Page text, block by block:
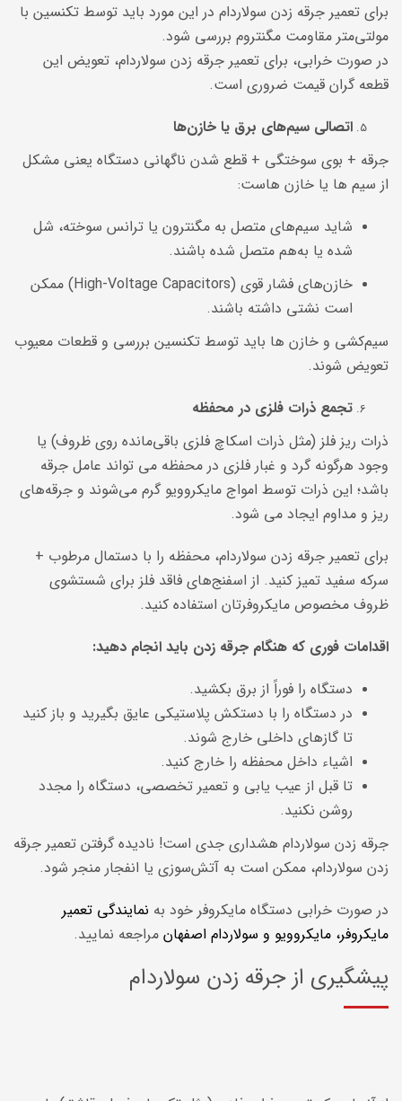
برای تعمیر جرقه زدن سولاردام در این مورد باید توسط تکنسین با
مولتی‌متر مقاومت مگنتروم بررسی شود.
در صورت خرابی، برای تعمیر جرقه زدن سولاردام، تعویض این
قطعه گران قیمت ضروری است.
اتصالی سیم‌های برق یا خازن‌ها
جرقه + بوی سوختگی + قطع شدن ناگهانی دستگاه یعنی مشکل
از سیم ها یا خازن هاست:
شاید سیم‌های متصل به مگنترون یا ترانس سوخته، شل
شده یا به‌هم متصل شده باشند.
خازن‌های فشار قوی (High-Voltage Capacitors) ممکن
است نشتی داشته باشند.
سیم‌کشی و خازن ها باید توسط تکنسین بررسی و قطعات معیوب
تعویض شوند.
تجمع ذرات فلزی در محفظه
ذرات ریز فلز (مثل ذرات اسکاچ فلزی باقی‌مانده روی ظروف) یا
وجود هرگونه گرد و غبار فلزی در محفظه می تواند عامل جرقه
باشد؛ این ذرات توسط امواج مایکروویو گرم می‌شوند و جرقه‌های
ریز و مداوم ایجاد می شود.
برای تعمیر جرقه زدن سولاردام، محفظه را با دستمال مرطوب +
سرکه سفید تمیز کنید. از اسفنج‌های فاقد فلز برای شستشوی
ظروف مخصوص مایکروفرتان استفاده کنید.
اقدامات فوری که هنگام جرقه زدن باید انجام دهید:
دستگاه را فوراً از برق بکشید.
در دستگاه را با دستکش پلاستیکی عایق بگیرید و باز کنید
تا گازهای داخلی خارج شوند.
اشیاء داخل محفظه را خارج کنید.
تا قبل از عیب یابی و تعمیر تخصصی، دستگاه را مجدد
روشن نکنید.
جرقه زدن سولاردام هشداری جدی است! نادیده گرفتن تعمیر جرقه
زدن سولاردام، ممکن است به آتش‌سوزی یا انفجار منجر شود.
در صورت خرابی دستگاه مایکروفر خود به نمایندگی تعمیر
مایکروفر، مایکروویو و سولاردام اصفهان مراجعه نمایید.
پیشگیری از جرقه زدن سولاردام